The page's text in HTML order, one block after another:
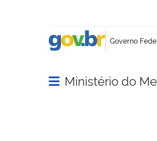
Abrir menu principal de
Ministério do